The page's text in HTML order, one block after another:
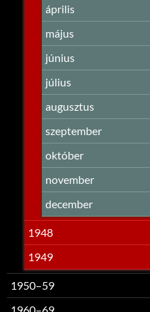
április
május
június
július
augusztus
szeptember
október
november
december
1948
1949
1950–59